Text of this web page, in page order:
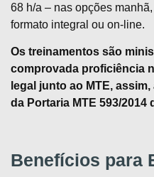
68 h/a – nas opções
formato integral ou on-line.
Os treinamentos são
comprovada proficiência
legal junto ao MTE,
da Portaria MTE 593/
Benefícios para